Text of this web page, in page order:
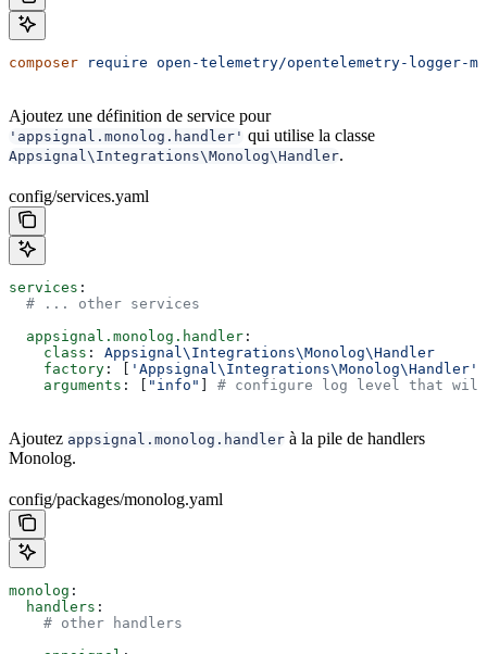
composer require open-telemetry/opentelemetry-logger-
Ajoutez une définition de service pour
'appsignal.monolog.handler' qui utilise la classe
Appsignal\Integrations\Monolog\Handler.
config/services.yaml
services :
  # ... other services
  appsignal.monolog.handler
:
    class
: Appsignal\Integrations\Monolog\Handler
    factory
: [ 'Appsignal\Integrations\Monolog\Handler'
    arguments
: [ "info" ] # configure log level that will
Ajoutez appsignal.monolog.handler à la pile de handlers
Monolog.
config/packages/monolog.yaml
monolog :
  handlers
:
    # other handlers